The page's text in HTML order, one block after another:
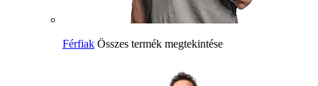
Férfiak Összes termék megtekintése